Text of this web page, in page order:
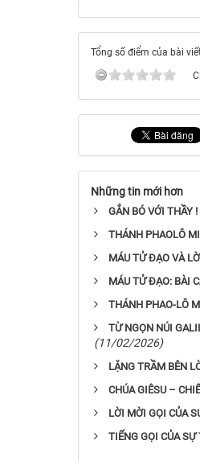
Tổng số điểm của bài
Những tin mới hơn
GẮN BÓ VỚI THẦY !
THÁNH PHAOLÔ
MÁU TỬ ĐẠO VÀ
MÁU TỬ ĐẠO: BÀI
THÁNH PHAO-LÔ
TỪ NGỌN NÚI
(11/02/2026)
LẶNG TRẦM BÊN
CHÚA GIÊSU –
LỜI MỜI GỌI CỦA
TIẾNG GỌI CỦA